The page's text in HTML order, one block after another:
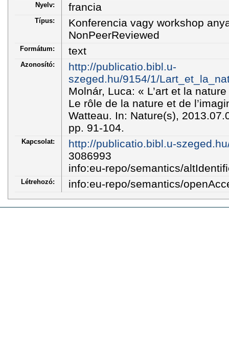
Nyelv: francia
Típus:
Konferencia vagy workshop
NonPeerReviewed
Formátum: text
Azonosító:
http://publicatio.bibl.u-
szeged.hu/9154/1/
Molnár, Luca: « L’art et la
Le rôle de la nature et de
Watteau. In: Nature(s),
pp. 91-104.
Kapcsolat:
http://publicatio.bibl.u-
3086993
info:eu-repo/semantics/
Létrehozó: info:eu-repo/semantics/